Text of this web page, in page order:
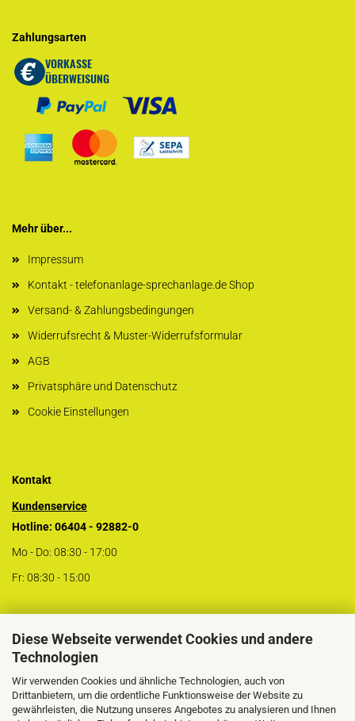
Diese Webseite verwendet Cookies und andere
Technologien
Wir verwenden Cookies und ähnliche Technologien, auch von
Drittanbietern, um die ordentliche Funktionsweise der Website zu
gewährleisten, die Nutzung unseres Angebotes zu analysieren und Ihnen
Zahlungsarten
Mehr über...
Impressum
Kontakt - telefonanlage-sprechanlage.de Shop
Versand- & Zahlungsbedingungen
Widerrufsrecht & Muster-Widerrufsformular
AGB
Privatsphäre und Datenschutz
Cookie Einstellungen
Kontakt
Kundenservice
Hotline: 06404 - 92882-0
Mo - Do: 08:30 - 17:00
Fr: 08:30 - 15:00
Kontaktformular